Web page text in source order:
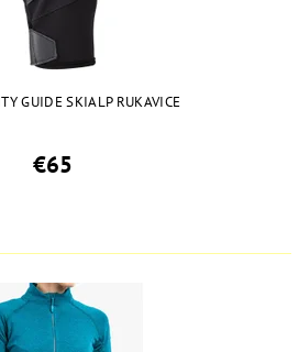
GUIDE SKIALP RUKAVICE
€65